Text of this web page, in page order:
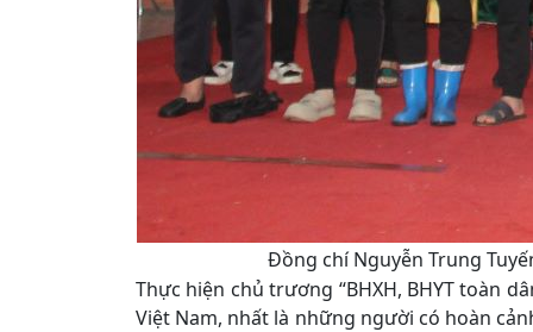
Đồng chí Nguyễn Trung
Thực hiện chủ trương “BHXH, BHYT toàn
Việt Nam, nhất là những người có hoàn